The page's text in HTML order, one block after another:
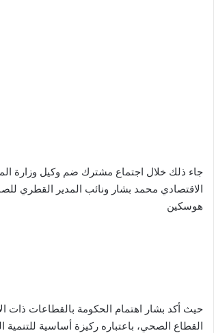
جاء ذلك خلال اجتماع مشترك ضم وكيل وزارة
الاقتصادي محمد بشار ونائب المدير القطري
هوسكين
حيث أكد بشار اهتمام الحكومة بالقطاعات ذات
القطاع الصحي، باعتباره ركيزة أساسية للتنمية